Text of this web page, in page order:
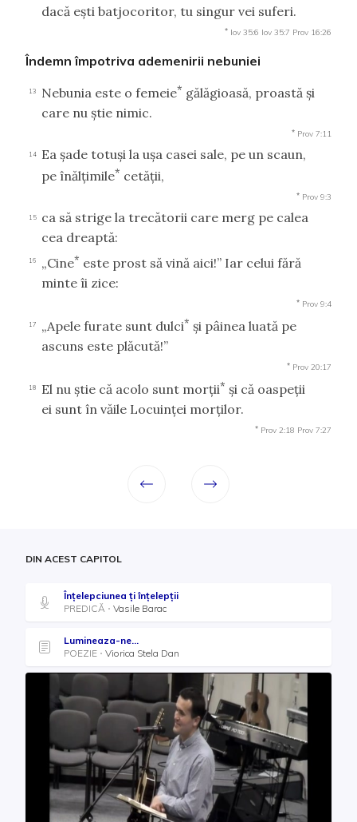
dacă eşti batjocoritor, tu singur vei suferi.
* Iov 35:6 Iov 35:7 Prov 16:26
Îndemn împotriva ademenirii nebuniei
13 Nebunia este o femeie* gălăgioasă, proastă şi
care nu ştie nimic.
* Prov 7:11
14
Ea şade totuşi la uşa casei sale, pe un scaun,
pe înălţimile* cetăţii,
* Prov 9:3
15
ca să strige la trecătorii care merg pe calea
cea dreaptă:
16 „Cine* este prost să vină aici!” Iar celui fără
minte îi zice:
* Prov 9:4
17 „Apele furate sunt dulci* şi pâinea luată pe
ascuns este plăcută!”
* Prov 20:17
18 El nu ştie că acolo sunt morţii* şi că oaspeţii
ei sunt în văile Locuinţei morţilor.
* Prov 2:18 Prov 7:27
DIN ACEST CAPITOL
Înțelepciunea ți înțelepții
PREDICĂ
Vasile Barac
Lumineaza-ne...
POEZIE
Viorica Stela Dan